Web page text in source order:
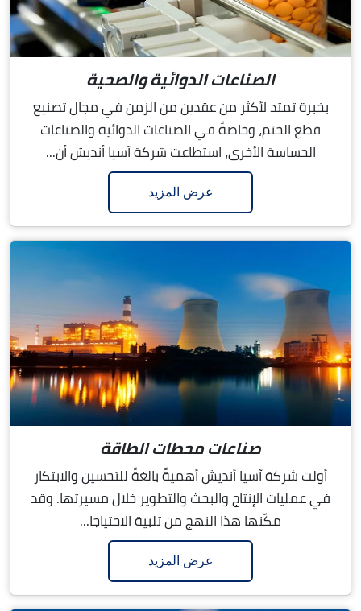
الصناعات الدوائية والصحية
بخبرة تمتد لأكثر من عقدين من الزمن في مجال تصنيع
قطع الختم، وخاصةً في الصناعات الدوائية والصناعات
الحساسة الأخرى، استطاعت شركة آسيا أنديش أن...
عرض المزيد
صناعات محطات الطاقة
أولت شركة آسيا أنديش أهميةً بالغةً للتحسين والابتكار
في عمليات الإنتاج والبحث والتطوير خلال مسيرتها. وقد
مكّنها هذا النهج من تلبية الاحتياجا...
عرض المزيد